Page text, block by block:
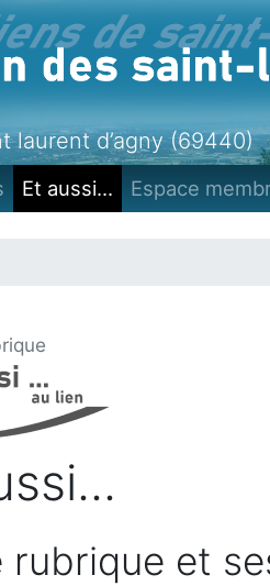
laurent d’agny (69440)
Et aussi... Espace
et